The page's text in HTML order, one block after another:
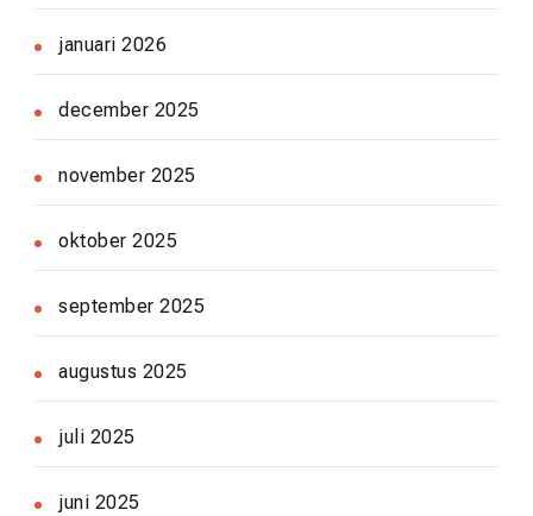
januari 2026
december 2025
november 2025
oktober 2025
september 2025
augustus 2025
juli 2025
juni 2025